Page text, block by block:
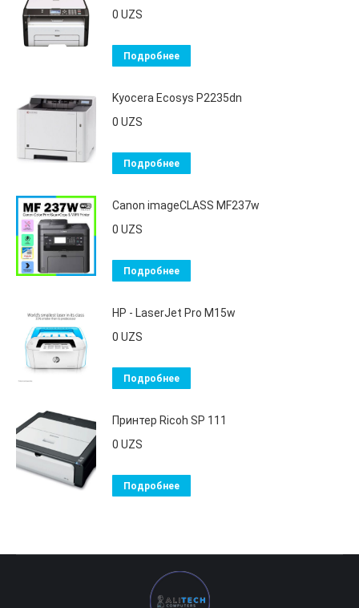
0 UZS
Подробнее
Kyocera Ecosys P2235dn
0 UZS
Подробнее
Canon imageCLASS MF237w
0 UZS
Подробнее
HP - LaserJet Pro M15w
0 UZS
Подробнее
Принтер Ricoh SP 111
0 UZS
Подробнее